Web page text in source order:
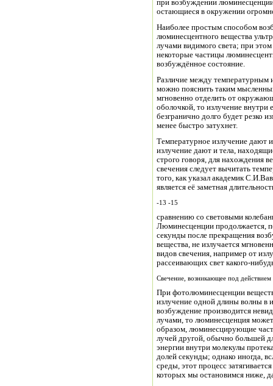
при возбуждении
остающиеся в окружении
Наиболее простым способом
люминесцентного вещества
лучами видимого света; при
некоторые частицы
возбуждённое состояние.
Различие между температурным
можно пояснить таким
мгновенно отделить от
оболочкой, то излучение внутри
безгранично долго будет резко
менее быстро затухнет.
Температурное излучение дают
излучение дают и тела,
строго говоря, для нахождения
свечения следует вычитать
того, как указал академик
является её заметная
-13 -15
сравнению со световыми колебаниями,
Люминесценции продолжается, по крайней мере,
секунды после прекращения
вещества, не излучается
видов свечения, например от
рассеивающих свет какого-
Свечение, возникающее под действием
При фотолюминесценции
излучение одной длины волны в
возбуждение производится
лучами, то люминесценция
образом, люминесцирующие
лучей другой, обычно большей
энергии внутри молекулы
долей секунды; однако иногда,
среды, этот процесс
которых мы остановимся ниже,